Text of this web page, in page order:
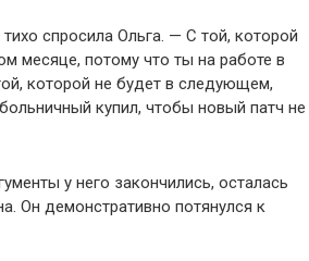
спросила Ольга. — С той, которой
месяце, потому что ты на работе в
которой не будет в следующем,
купил, чтобы новый патч не
у него закончились, осталась
Он демонстративно потянулся к